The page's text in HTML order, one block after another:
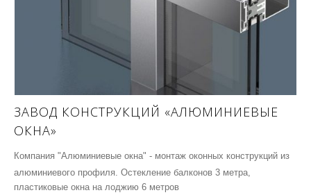
ЗАВОД КОНСТРУКЦИЙ «АЛЮМИНИЕВЫЕ
ОКНА»
Компания "Алюминиевые окна" - монтаж оконных конструкций из
алюминиевого профиля. Остекление балконов 3 метра,
пластиковые окна на лоджию 6 метров